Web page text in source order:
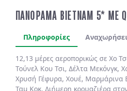
ΠΑΝΟΡΑΜΑ ΒΙΕΤΝΑΜ 5* ME
Πληροφορίες
12,13 μέρες αεροπορικώς σε Χο
Τούνελ Κου Τσι, Δέλτα Μεκόνγκ,
Χρυσή Γέφυρα, Χουέ, Μαρμάρινα
Ταμ Κοκ. Διήμερη κρουαζιέρα